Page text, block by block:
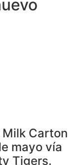
Carton
mayo vía
Tigers.